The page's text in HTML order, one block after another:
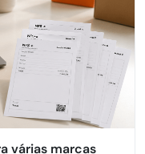
várias marcas